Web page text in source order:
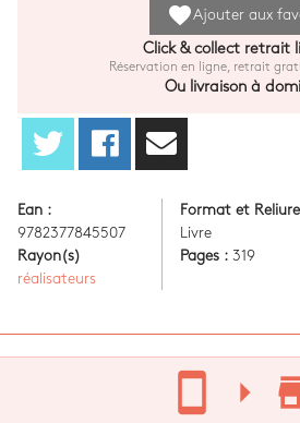
favoriteAjouter aux
Click & collect retrait
Réservation en ligne, retrait
Ou livraison à
Ean :
9782377845507
Rayon(s)
réalisateurs
Format et
Livre
Pages : 319
stay_current_portrait arrow_right